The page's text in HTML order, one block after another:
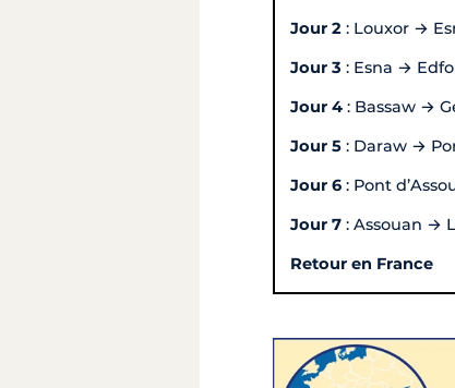
Jour 2: Louxor →
Jour 3 : Esna →
Jour 4: Bassaw →
Jour 5: Daraw →
Jour 6: Pont
Jour 7: Assouan →
Retour en France